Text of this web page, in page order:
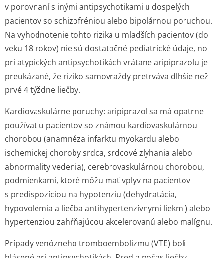
v porovnaní s inými antipsychotikami u dospelých
pacientov so schizofréniou alebo bipolárnou poruchou.
Na vyhodnotenie tohto rizika u mladších pacientov (do
veku 18 rokov) nie sú dostatočné pediatrické údaje, no
pri atypických antipsychotikách vrátane aripiprazolu je
preukázané, že riziko samovraždy pretrváva dlhšie než
prvé 4 týždne liečby.
Kardiovaskulárne poruchy: aripiprazol sa má opatrne
používať u pacientov so známou kardiovaskulárnou
chorobou (anamnéza infarktu myokardu alebo
ischemickej choroby srdca, srdcové zlyhania alebo
abnormality vedenia), cerebrovaskulárnou chorobou,
podmienkami, ktoré môžu mať vplyv na pacientov
s predispozíciou na hypotenziu (dehydratácia,
hypovolémia a liečba antihypertenzívnymi liekmi) alebo
hypertenziou zahŕňajúcou akcelerovanú alebo malígnu.
Prípady venózneho tromboembolizmu (VTE) boli